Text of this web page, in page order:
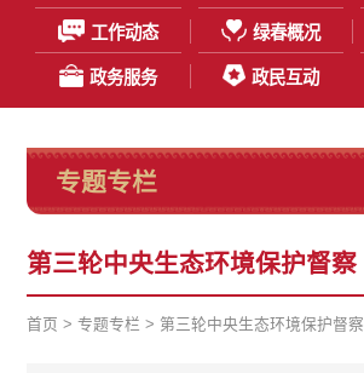
工作动态 绿春概况
政务服务 政民互动
专题专栏
第三轮中央生态环境保护督察
首页 >专题专栏 > 第三轮中央生态环境保护督察